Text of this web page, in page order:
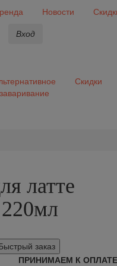
Новости
Вход
заваривание
Скидки
латте
заказ
ПРИНИМАЕМ К